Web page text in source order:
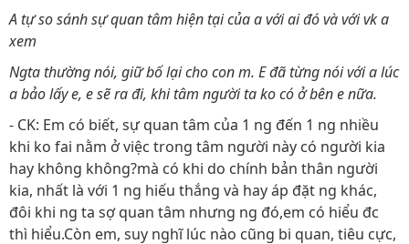
A tự so sánh sự quan tâm hiện tại của a với ai đó và với vk a
xem
Ngta thường nói, giữ bố lại cho con m. E đã từng nói với a lúc
a bảo lấy e, e sẽ ra đi, khi tâm người ta ko có ở bên e nữa.
- CK: Em có biết, sự quan tâm của 1 ng đến 1 ng nhiều
khi ko fai nằm ở việc trong tâm người này có người kia
hay không không?mà có khi do chính bản thân người
kia, nhất là với 1 ng hiếu thắng và hay áp đặt ng khác,
đôi khi ng ta sợ quan tâm nhưng ng đó,em có hiểu đc
thì hiểu.Còn em, suy nghĩ lúc nào cũng bi quan, tiêu cực,